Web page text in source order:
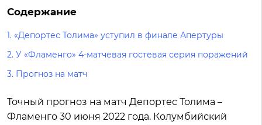
Содержание
1. «Депортес Толима» уступил в финале Апертуры
2. У «Фламенго» 4-матчевая гостевая серия поражений
3. Прогноз на матч
Точный прогноз на матч Депортес Толима –
Фламенго 30 июня 2022 года. Колумбийский